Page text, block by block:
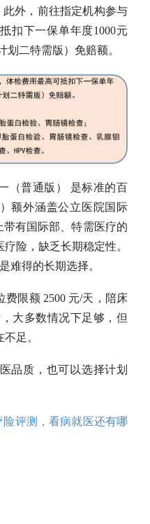
此外，前往指定机构参与
扣下一保单年度1000元
划二特需版）免赔额。
（普通版） 是标准的百
额外涵盖公立医院国际
有国际部、特需医疗的
险，缺乏长期稳定性。
难得的长期选择。
费限额 2500 元/天，陪床
大多数情况下足够，但
足。
品质，也可以选择计划
险评测，看病就医还有哪